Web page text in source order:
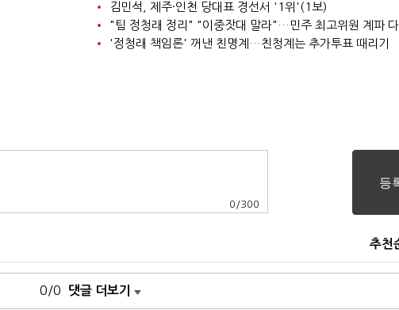
김민석, 제주·인천 당대표 경선서 '1위'(1보)
"팀 정청래 정리" "이중잣대 말라"…민주 최고위원 계파
'정청래 책임론' 꺼낸 친명계…친청계는 추가투표 때리기
0 /300
추천
0/0 댓글 더보기